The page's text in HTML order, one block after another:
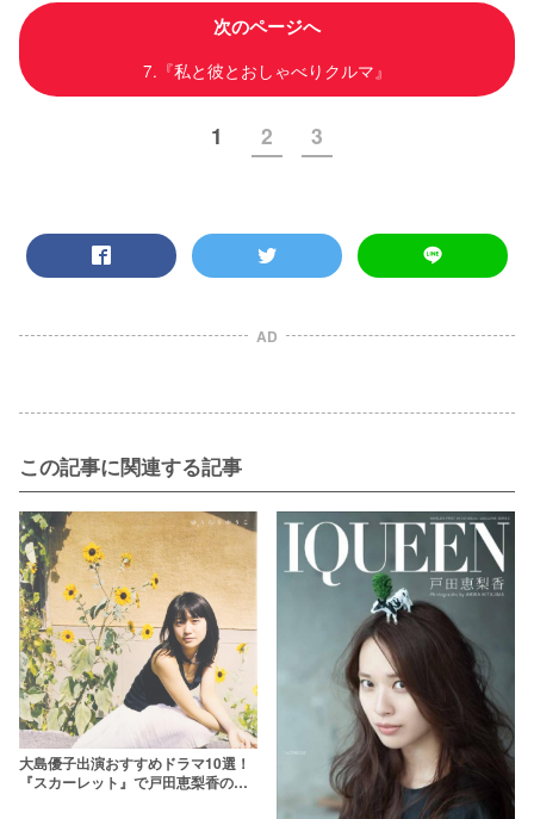
次のページへ
7.『私と彼とおしゃべりクルマ』
1 2 3
AD
この記事に関連する記事
大島優子出演おすすめドラマ10選！
『スカーレット』で戸田恵梨香の幼